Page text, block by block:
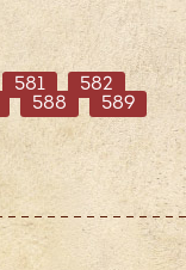
581
582
588
589